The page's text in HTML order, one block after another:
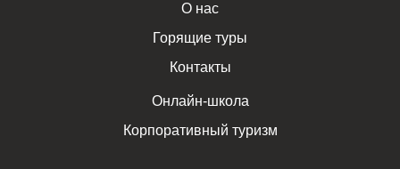
О нас
Горящие туры
Контакты
Онлайн-школа
Корпоративный туризм